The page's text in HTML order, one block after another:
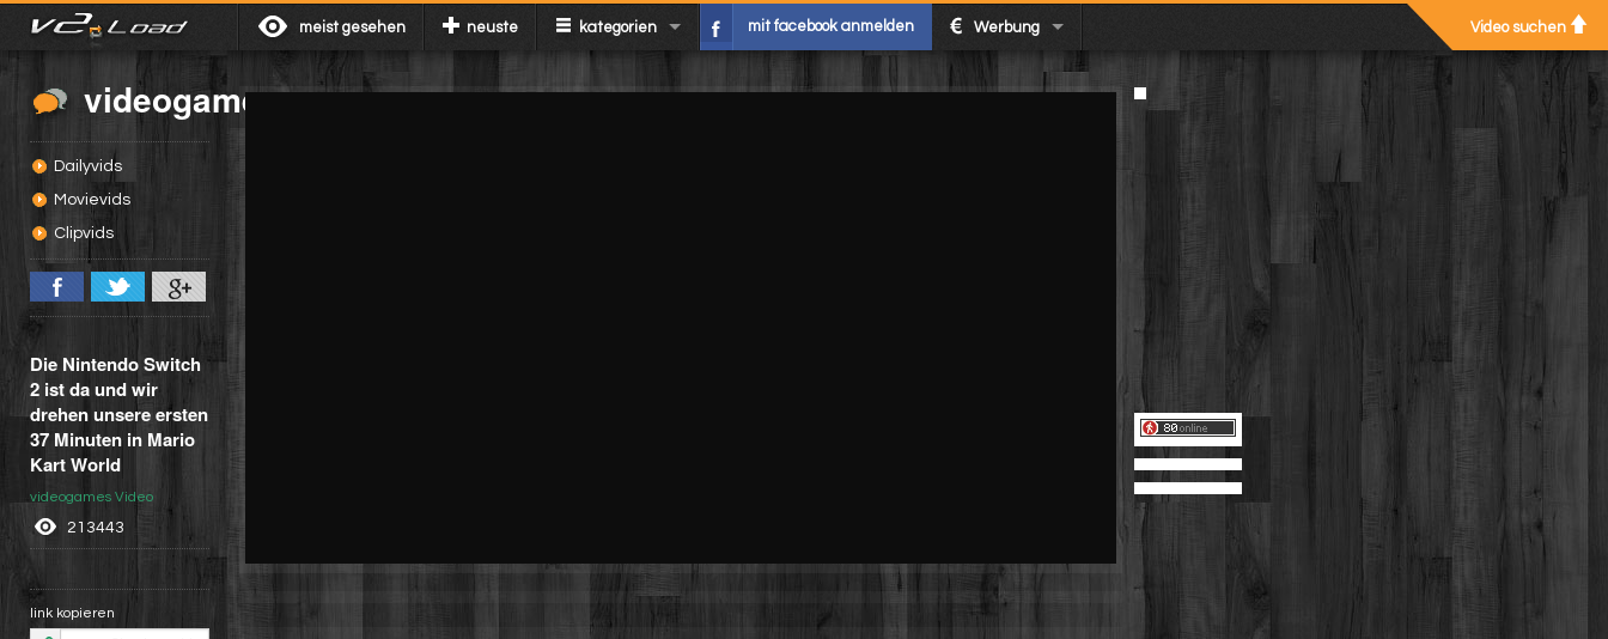
meist gesehen neuste kategorien mit facebook anmelden Werbung Video suchen
videogames
Dailyvids
Movievids
Clipvids
Die Nintendo Switch
2 ist da und wir
drehen unsere ersten
37 Minuten in Mario
Kart World
videogames Video
213443
link kopieren